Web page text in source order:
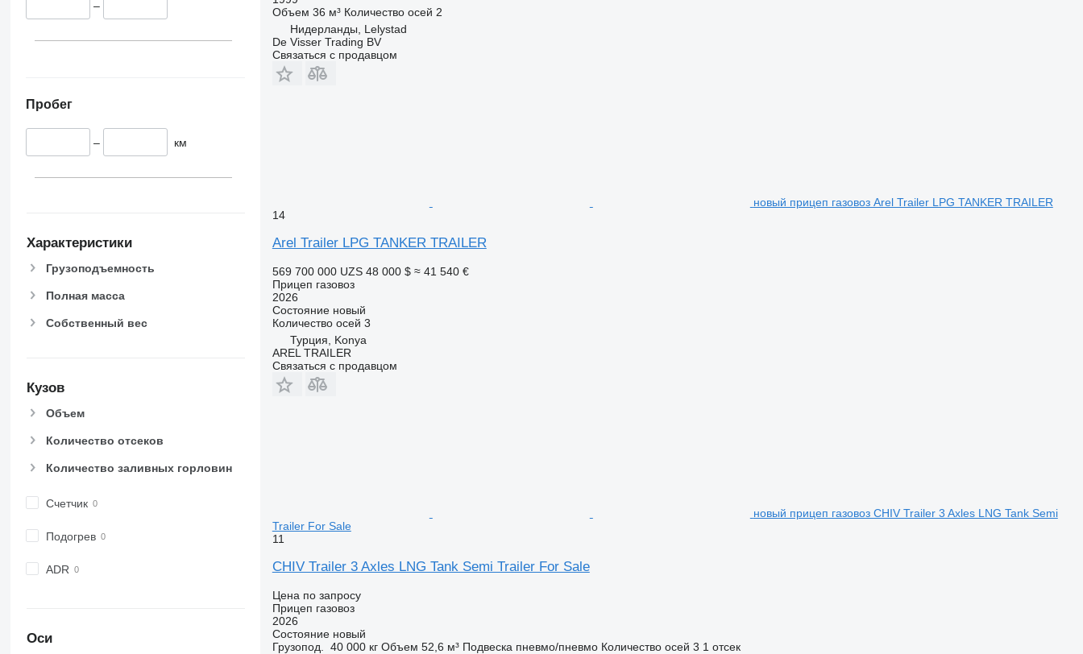
–
Пробег
– км
Характеристики
Грузоподъемность
Полная масса
Собственный вес
Кузов
Объем
Количество отсеков
Количество заливных горловин
Счетчик
Подогрев
ADR
Оси
Объем 36 м³ Количество осей 2
Нидерланды, Lelystad
De Visser Trading BV
Связаться с продавцом
новый прицеп газовоз Arel Trailer LPG TANKER TRAILER
14
Arel Trailer LPG TANKER TRAILER
569 700 000 UZS 48 000 $ ≈ 41 540 €
Прицеп газовоз
2026
Состояниеновый
Количество осей 3
Турция, Konya
AREL TRAILER
Связаться с продавцом
новый прицеп газовоз CHIV Trailer 3 Axles LNG Tank Semi
Trailer For Sale
11
CHIV Trailer 3 Axles LNG Tank Semi Trailer For Sale
Цена по запросу
Прицеп газовоз
2026
Состояниеновый
Грузопод.
40 000 кг Объем 52,6 м³ Подвеска пневмо/пневмо Количество осей 3 1 отсек